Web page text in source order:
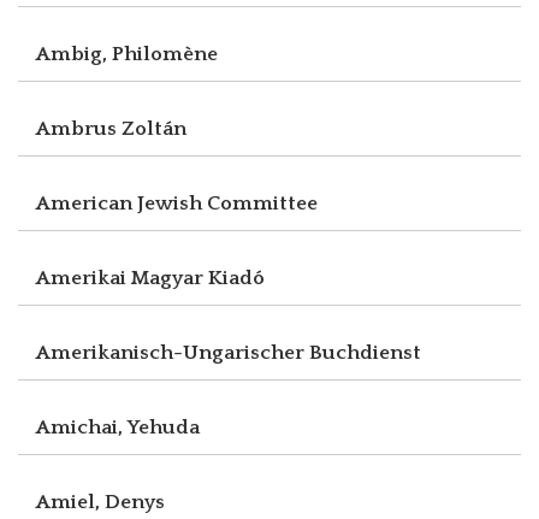
Ambig, Philomène
Ambrus Zoltán
American Jewish Committee
Amerikai Magyar Kiadó
Amerikanisch-Ungarischer Buchdienst
Amichai, Yehuda
Amiel, Denys